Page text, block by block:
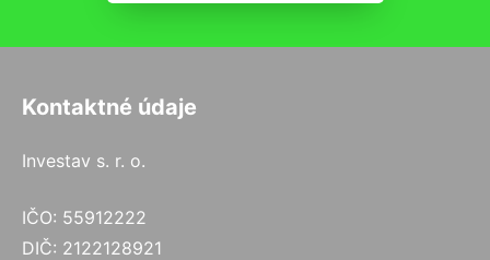
Kontaktné údaje
Investav s. r. o.
IČO: 55912222
DIČ: 2122128921